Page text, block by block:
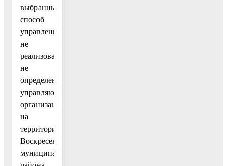
выбранный
способ
управления
не
реализован,
не
определена
управляющая
организация
на
территории
Воскресенского
муниципального